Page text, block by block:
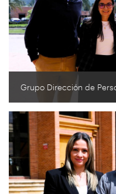
Grupo Dirección de